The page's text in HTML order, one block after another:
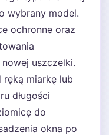
wybrany model.
ochronne oraz
uszczelki.
miarkę lub
długości
do
okna po